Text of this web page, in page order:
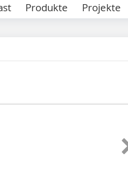
Produkte Projekte